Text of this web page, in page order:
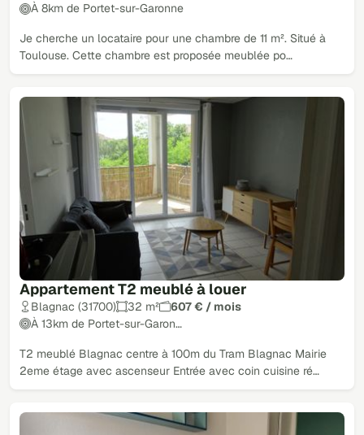
À 8km de Portet-sur-Garonne
Je cherche un locataire pour une chambre de 11 m². Situé à
Toulouse. Cette chambre est proposée meublée po…
Appartement T2 meublé à louer
Blagnac (31700) 32 m²
607 € / mois
À 13km de Portet-sur-Garon…
T2 meublé Blagnac centre à 100m du Tram Blagnac Mairie
2eme étage avec ascenseur Entrée avec coin cuisine ré…